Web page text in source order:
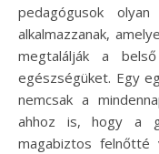
pedagógusok
alkalmazzanak,
megtalálják a
egészségüket. Egy
nemcsak a
ahhoz is, hogy a
magabiztos felnőtté